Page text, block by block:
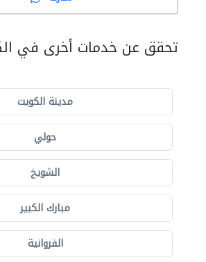
تحقق عن خدمات أخرى في
مدينة الكويت
حولي
الشويخ
مبارك الكبير
الفروانية